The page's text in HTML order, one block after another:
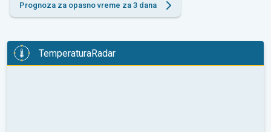
Prognoza za opasno vreme za 3 dana
TemperaturaRadar